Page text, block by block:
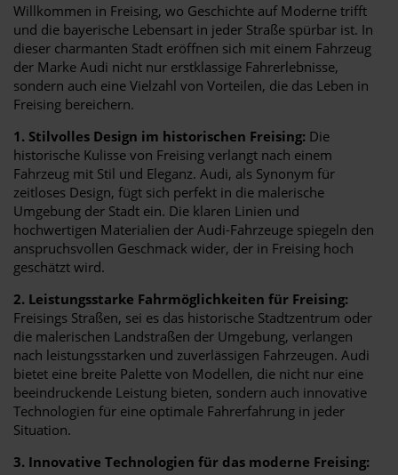
Willkommen in Freising, wo Geschichte auf Moderne trifft
und die bayerische Lebensart in jeder Straße spürbar ist. In
dieser charmanten Stadt eröffnen sich mit einem Fahrzeug
der Marke Audi nicht nur erstklassige Fahrerlebnisse,
sondern auch eine Vielzahl von Vorteilen, die das Leben in
Freising bereichern.
1. Stilvolles Design im historischen Freising: Die
historische Kulisse von Freising verlangt nach einem
Fahrzeug mit Stil und Eleganz. Audi, als Synonym für
zeitloses Design, fügt sich perfekt in die malerische
Umgebung der Stadt ein. Die klaren Linien und
hochwertigen Materialien der Audi-Fahrzeuge spiegeln den
anspruchsvollen Geschmack wider, der in Freising hoch
geschätzt wird.
2. Leistungsstarke Fahrmöglichkeiten für Freising:
Freisings Straßen, sei es das historische Stadtzentrum oder
die malerischen Landstraßen der Umgebung, verlangen
nach leistungsstarken und zuverlässigen Fahrzeugen. Audi
bietet eine breite Palette von Modellen, die nicht nur eine
beeindruckende Leistung bieten, sondern auch innovative
Technologien für eine optimale Fahrerfahrung in jeder
Situation.
3. Innovative Technologien für das moderne Freising: